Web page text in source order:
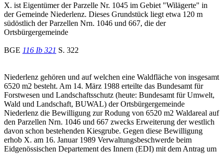
X. ist Eigentümer der Parzelle Nr. 1045 im Gebiet "Wilägerte" in
der Gemeinde Niederlenz. Dieses Grundstück liegt etwa 120 m
südöstlich der Parzellen Nrn. 1046 und 667, die der
Ortsbürgergemeinde
BGE 116 Ib 321 S. 322
Niederlenz gehören und auf welchen eine Waldfläche von insgesamt
6520 m2 besteht. Am 14. März 1988 erteilte das Bundesamt für
Forstwesen und Landschaftsschutz (heute: Bundesamt für Umwelt,
Wald und Landschaft, BUWAL) der Ortsbürgergemeinde
Niederlenz die Bewilligung zur Rodung von 6520 m2 Waldareal auf
den Parzellen Nrn. 1046 und 667 zwecks Erweiterung der westlich
davon schon bestehenden Kiesgrube. Gegen diese Bewilligung
erhob X. am 16. Januar 1989 Verwaltungsbeschwerde beim
Eidgenössischen Departement des Innern (EDI) mit dem Antrag um